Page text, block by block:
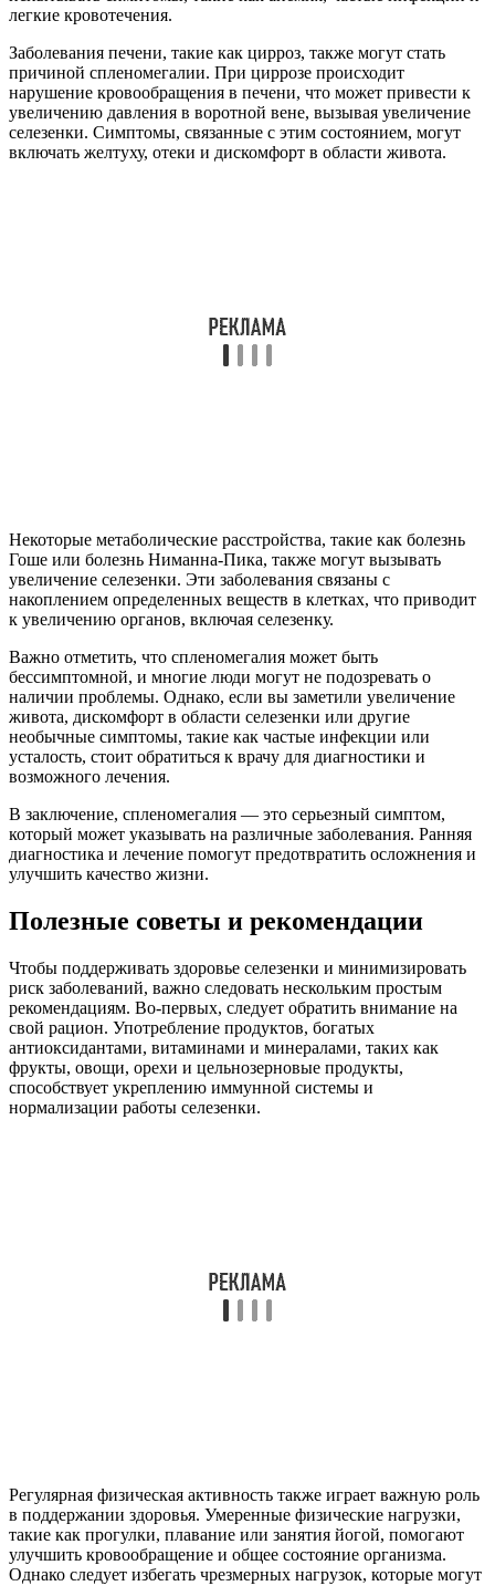
легкие кровотечения.
Заболевания печени, такие как цирроз, также могут стать
причиной спленомегалии. При циррозе происходит
нарушение кровообращения в печени, что может привести к
увеличению давления в воротной вене, вызывая увеличение
селезенки. Симптомы, связанные с этим состоянием, могут
включать желтуху, отеки и дискомфорт в области живота.
Некоторые метаболические расстройства, такие как болезнь
Гоше или болезнь Ниманна-Пика, также могут вызывать
увеличение селезенки. Эти заболевания связаны с
накоплением определенных веществ в клетках, что приводит
к увеличению органов, включая селезенку.
Важно отметить, что спленомегалия может быть
бессимптомной, и многие люди могут не подозревать о
наличии проблемы. Однако, если вы заметили увеличение
живота, дискомфорт в области селезенки или другие
необычные симптомы, такие как частые инфекции или
усталость, стоит обратиться к врачу для диагностики и
возможного лечения.
В заключение, спленомегалия — это серьезный симптом,
который может указывать на различные заболевания. Ранняя
диагностика и лечение помогут предотвратить осложнения и
улучшить качество жизни.
Полезные советы и рекомендации
Чтобы поддерживать здоровье селезенки и минимизировать
риск заболеваний, важно следовать нескольким простым
рекомендациям. Во-первых, следует обратить внимание на
свой рацион. Употребление продуктов, богатых
антиоксидантами, витаминами и минералами, таких как
фрукты, овощи, орехи и цельнозерновые продукты,
способствует укреплению иммунной системы и
нормализации работы селезенки.
Регулярная физическая активность также играет важную роль
в поддержании здоровья. Умеренные физические нагрузки,
такие как прогулки, плавание или занятия йогой, помогают
улучшить кровообращение и общее состояние организма.
Однако следует избегать чрезмерных нагрузок, которые могут